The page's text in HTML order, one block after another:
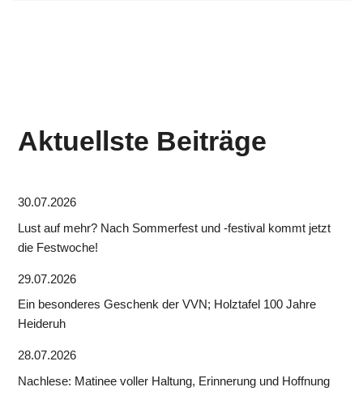
Aktuellste Beiträge
30.07.2026
Lust auf mehr? Nach Sommerfest und -festival kommt jetzt
die Festwoche!
29.07.2026
Ein besonderes Geschenk der VVN; Holztafel 100 Jahre
Heideruh
28.07.2026
Nachlese: Matinee voller Haltung, Erinnerung und Hoffnung